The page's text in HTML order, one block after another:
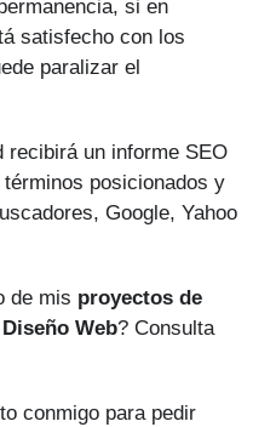
si en
satisfecho con los
paralizar el
recibirá un informe SEO
posicionados y
Google, Yahoo
de mis proyectos de
Web? Consulta
conmigo para pedir